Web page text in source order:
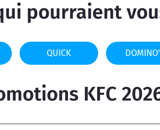
pourraient
QUICK
KFC